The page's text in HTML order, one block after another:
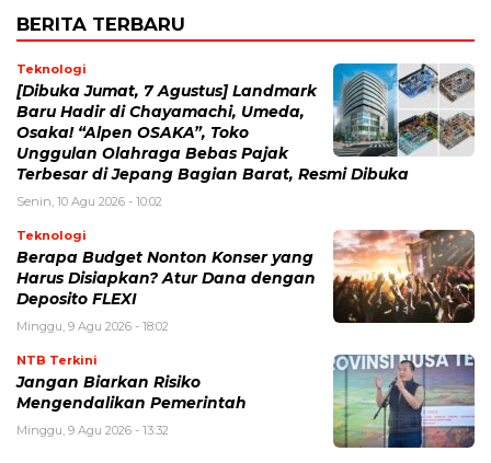
BERITA TERBARU
Teknologi
[Dibuka Jumat, 7 Agustus] Landmark
Baru Hadir di Chayamachi, Umeda,
Osaka! “Alpen OSAKA”, Toko
Unggulan Olahraga Bebas Pajak
Terbesar di Jepang Bagian Barat, Resmi Dibuka
Senin, 10 Agu 2026 - 10:02
Teknologi
Berapa Budget Nonton Konser yang
Harus Disiapkan? Atur Dana dengan
Deposito FLEXI
Minggu, 9 Agu 2026 - 18:02
NTB Terkini
Jangan Biarkan Risiko
Mengendalikan Pemerintah
Minggu, 9 Agu 2026 - 13:32